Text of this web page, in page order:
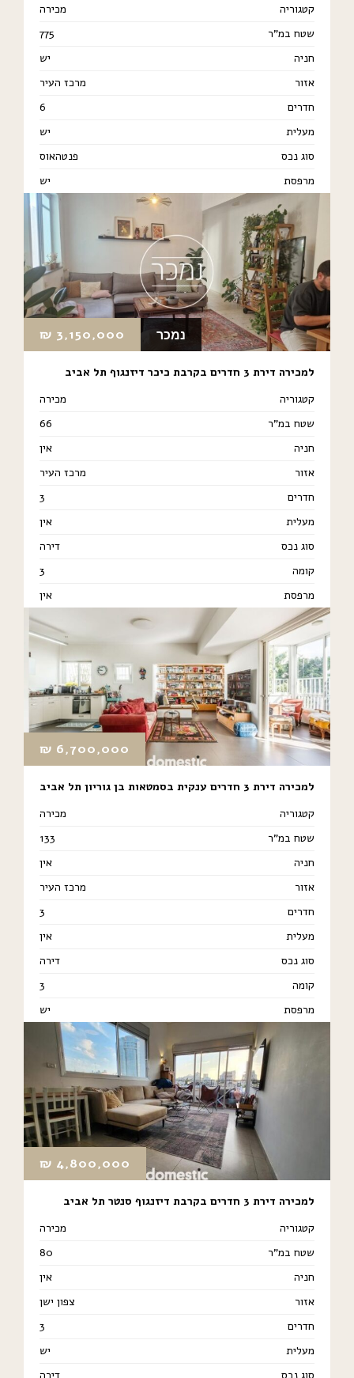
קטגוריה
מכירה
שטח במ"ר
775
חניה
יש
אזור
מרכז העיר
חדרים
6
מעלית
יש
סוג נכס
פנטהאוס
מרפסת
יש
3,150,000
₪ נמכר
למכירה דירת 3 חדרים בקרבת כיכר דיזנגוף תל אביב
קטגוריה
מכירה
שטח במ"ר
66
חניה
אין
אזור
מרכז העיר
חדרים
3
מעלית
אין
סוג נכס
דירה
קומה
3
מרפסת
אין
6,700,000
₪
למכירה דירת 3 חדרים ענקית בסמטאות בן גוריון תל אביב
קטגוריה
מכירה
שטח במ"ר
133
חניה
אין
אזור
מרכז העיר
חדרים
3
מעלית
אין
סוג נכס
דירה
קומה
3
מרפסת
יש
4,800,000
₪
למכירה דירת 3 חדרים בקרבת דיזנגוף סנטר תל אביב
קטגוריה
מכירה
שטח במ"ר
80
חניה
אין
אזור
צפון ישן
חדרים
3
מעלית
יש
סוג נכס
דירה